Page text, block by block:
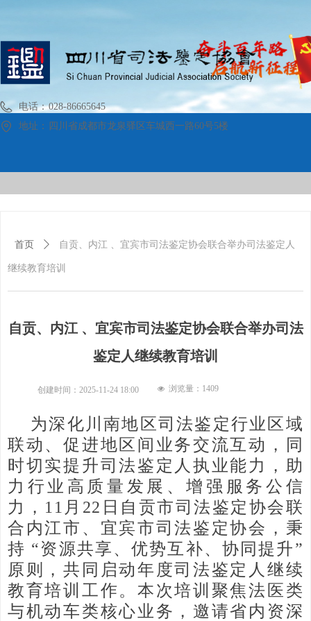
电话：028-86665645
地址：
四川省成都市龙泉驿区车城西一路60号5楼
自贡、内江 、宜宾市司法鉴定协会联合举办司法
鉴定人继续教育培训
为深化川南地区司法鉴定行业区域
联动、促进地区间业务交流互动，同
时切实提升司法鉴定人执业能力，助
力行业高质量发展、增强服务公信
力，11月22日自贡市司法鉴定协会联
合内江市、宜宾市司法鉴定协会，秉
持 “资源共享、优势互补、协同提升”
原则，共同启动年度司法鉴定人继续
教育培训工作。本次培训聚焦法医类
与机动车类核心业务，邀请省内资深
首页 ꄲ 自贡、内江 、宜宾市司法鉴定协会联合举办司法鉴定人
继续教育培训
创建时间： 2025-11-24 18:00 넶 浏览量： 1409